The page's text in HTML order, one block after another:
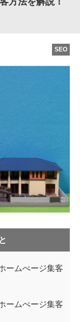
SEO
ームぺージ集客
ームぺージ集客